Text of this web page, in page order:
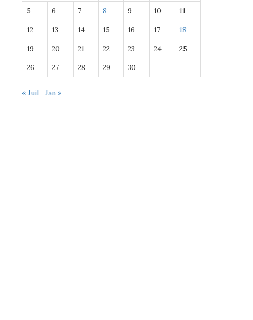
5 6 7 8 9 10 11
12 13 14 15 16 17 18
19 20 21 22 23 24 25
26 27 28 29 30
« Juil Jan »